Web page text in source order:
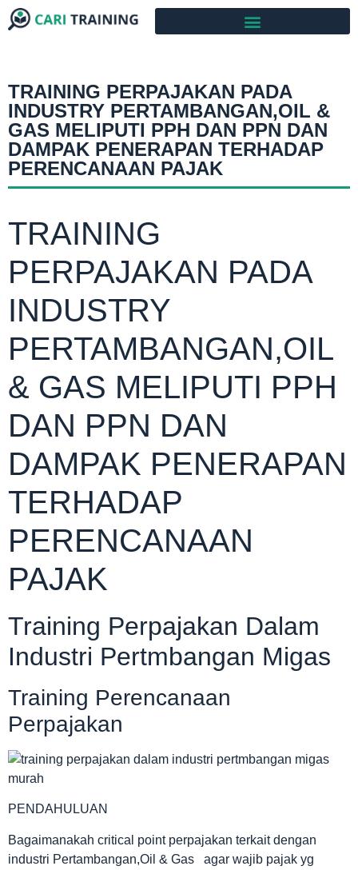
TRAINING PERPAJAKAN PADA
INDUSTRY PERTAMBANGAN,OIL &
GAS MELIPUTI PPH DAN PPN DAN
DAMPAK PENERAPAN TERHADAP
PERENCANAAN PAJAK
TRAINING
PERPAJAKAN PADA
INDUSTRY
PERTAMBANGAN,OIL
& GAS MELIPUTI PPH
DAN PPN DAN
DAMPAK PENERAPAN
TERHADAP
PERENCANAAN
PAJAK
Training Perpajakan Dalam
Industri Pertmbangan Migas
Training Perencanaan
Perpajakan
PENDAHULUAN
Bagaimanakah critical point perpajakan terkait dengan
industri Pertambangan,Oil & Gas agar wajib pajak yg